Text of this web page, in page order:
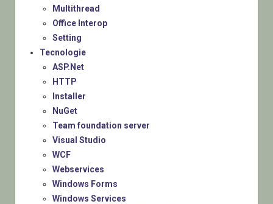
Multithread
Office Interop
Setting
Tecnologie
ASP.Net
HTTP
Installer
NuGet
Team foundation server
Visual Studio
WCF
Webservices
Windows Forms
Windows Services